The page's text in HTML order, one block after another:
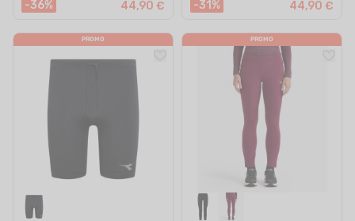
-36% 44,90 € -31% 44,90 €
PROMO PROMO